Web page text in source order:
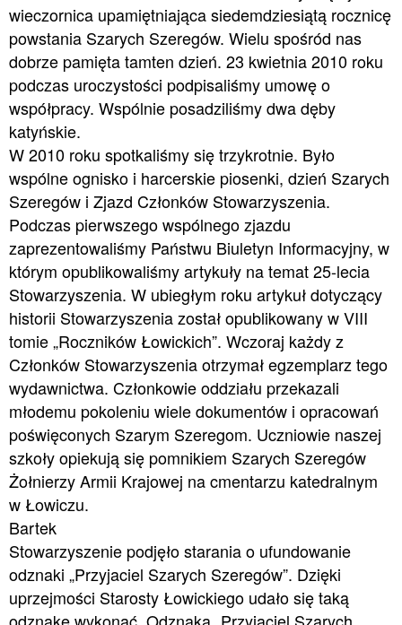
wieczornica upamiętniająca siedemdziesiątą rocznicę
powstania Szarych Szeregów. Wielu spośród nas
dobrze pamięta tamten dzień. 23 kwietnia 2010 roku
podczas uroczystości podpisaliśmy umowę o
współpracy. Wspólnie posadziliśmy dwa dęby
katyńskie.
W 2010 roku spotkaliśmy się trzykrotnie. Było
wspólne ognisko i harcerskie piosenki, dzień Szarych
Szeregów i Zjazd Członków Stowarzyszenia.
Podczas pierwszego wspólnego zjazdu
zaprezentowaliśmy Państwu Biuletyn Informacyjny, w
którym opublikowaliśmy artykuły na temat 25-lecia
Stowarzyszenia. W ubiegłym roku artykuł dotyczący
historii Stowarzyszenia został opublikowany w VIII
tomie „Roczników Łowickich”. Wczoraj każdy z
Członków Stowarzyszenia otrzymał egzemplarz tego
wydawnictwa. Członkowie oddziału przekazali
młodemu pokoleniu wiele dokumentów i opracowań
poświęconych Szarym Szeregom. Uczniowie naszej
szkoły opiekują się pomnikiem Szarych Szeregów
Żołnierzy Armii Krajowej na cmentarzu katedralnym
w Łowiczu.
Bartek
Stowarzyszenie podjęło starania o ufundowanie
odznaki „Przyjaciel Szarych Szeregów”. Dzięki
uprzejmości Starosty Łowickiego udało się taką